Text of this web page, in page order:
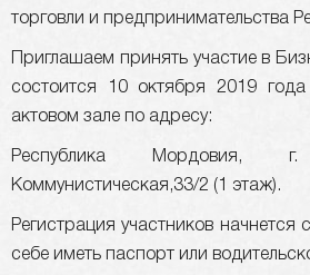
торговли и предпринимательства
Приглашаем принять участие в
состоится 10 октября 2019
актовом зале по адресу:
Республика Мордовия,
Коммунистическая,33/2 (1 этаж).
Регистрация участников
себе иметь паспорт или